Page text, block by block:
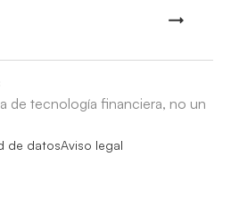
de tecnología financiera, no un
de datosAviso legal